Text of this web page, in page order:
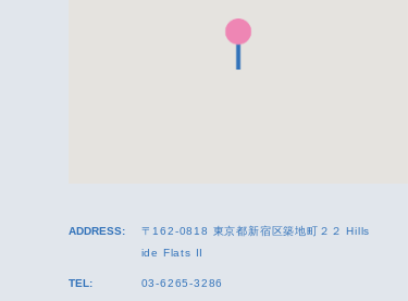
ADDRESS:
〒162-0818 東京都新宿区築地町２２ Hills
ide Flats II
TEL: 03-6265-3286